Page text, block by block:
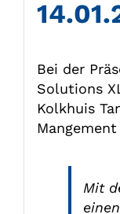
Bei der
Solutions
Kolkhuis
Mit